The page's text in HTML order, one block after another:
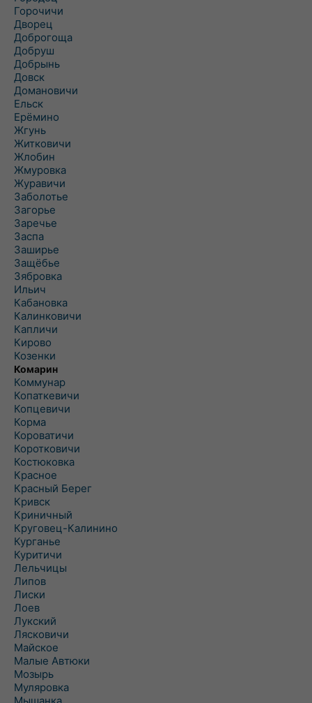
Горочичи
Дворец
Доброгоща
Добруш
Добрынь
Довск
Домановичи
Ельск
Ерёмино
Жгунь
Житковичи
Жлобин
Жмуровка
Журавичи
Заболотье
Загорье
Заречье
Заспа
Заширье
Защёбье
Зябровка
Ильич
Кабановка
Калинковичи
Капличи
Кирово
Козенки
Комарин
Коммунар
Копаткевичи
Копцевичи
Корма
Короватичи
Коротковичи
Костюковка
Красное
Красный Берег
Кривск
Криничный
Круговец-Калинино
Курганье
Куритичи
Лельчицы
Липов
Лиски
Лоев
Лукский
Лясковичи
Майское
Малые Автюки
Мозырь
Муляровка